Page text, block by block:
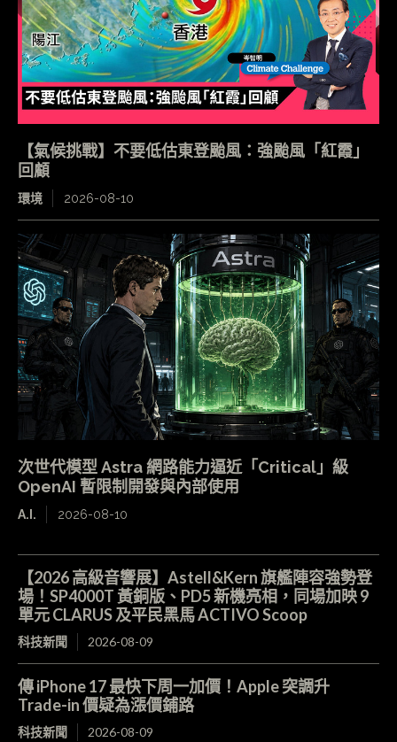
【氣候挑戰】不要低估東登颱風：強颱風「紅霞」
回顧
環境 2026-08-10
次世代模型 Astra 網路能力逼近「Critical」級
OpenAI 暫限制開發與內部使用
A.I. 2026-08-10
【2026 高級音響展】Astell&Kern 旗艦陣容強勢登
場！SP4000T 黃銅版、PD5 新機亮相，同場加映 9
單元 CLARUS 及平民黑馬 ACTIVO Scoop
科技新聞 2026-08-09
傳 iPhone 17 最快下周一加價！Apple 突調升
Trade-in 價疑為漲價鋪路
科技新聞 2026-08-09